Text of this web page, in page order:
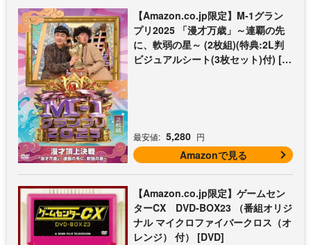
【Amazon.co.jp限定】M-1グラン
プリ2025 「漫才万歳」～連覇の先
に、軟弱の星～ (2枚組)(特典:2L判
ビジュアルシート(3枚セット)付) [D
最安値: 5,280 円
Amazonで見る
【Amazon.co.jp限定】ゲームセン
ターCX DVD-BOX23 （番組オリジ
ナル マイクロファイバークロス（オ
レンジ） 付） [DVD]